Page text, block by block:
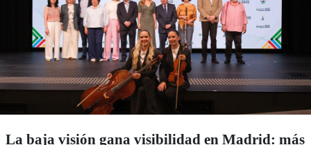
La baja visión gana visibilidad en Madrid: más